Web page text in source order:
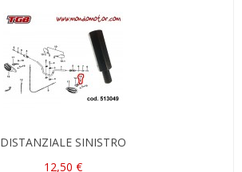
DISTANZIALE SINISTRO
12,50 €